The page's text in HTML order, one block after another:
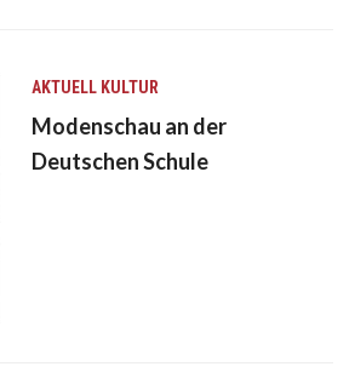
AKTUELL KULTUR
Modenschau an der
Deutschen Schule